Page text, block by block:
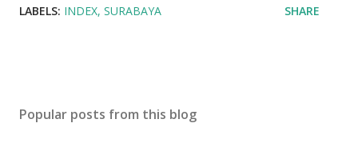
LABELS: INDEX SURABAYA SHARE
Popular posts from this blog